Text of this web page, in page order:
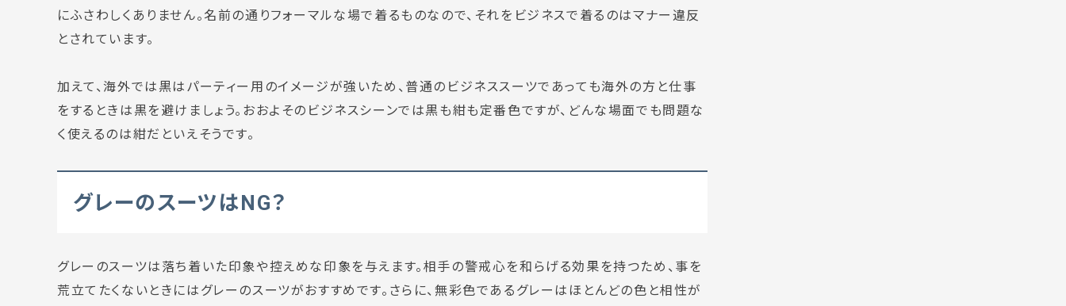
にふさわしくありません。 名前の通りフォーマルな場で着るものなので、それをビジネスで着るのはマナー違反
とされています。
加えて、海外では黒はパーティー用のイメージが強いため、普通のビジネススーツであっても海外の方と仕事
をするときは黒を避けましょう。おおよそのビジネスシーンでは黒も紺も定番色ですが、 どんな場面でも問題な
く使えるのは紺だといえそうです。
グレーのスーツはNG？
グレーのスーツは落ち着いた印象や控えめな印象を与えます。 相手の警戒心を和らげる効果を持つため、事を
荒立てたくないときにはグレーのスーツがおすすめです。さらに、無彩色であるグレーはほとんどの色と相性が